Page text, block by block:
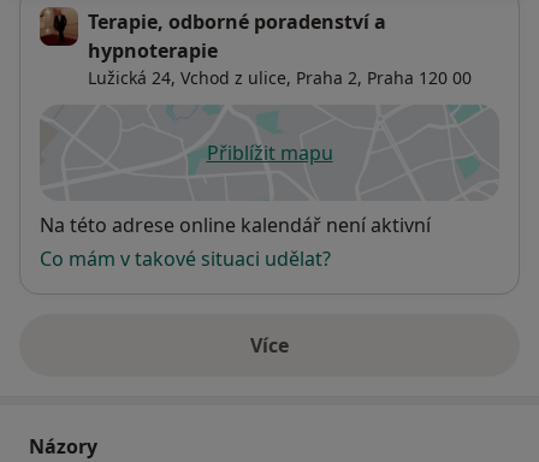
Terapie, odborné poradenství a
hypnoterapie
Lužická 24, Vchod z ulice, Praha 2, Praha 120 00
Přiblížit mapuse otevře v nové záložce
Dostupnost
Na této adrese online kalendář není aktivní
Co mám v takové situaci udělat?
Víceo adrese
Názory